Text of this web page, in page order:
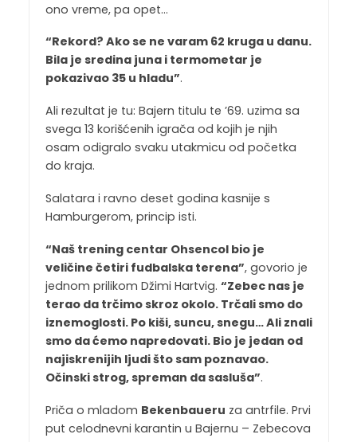
ono vreme, pa opet…
“Rekord? Ako se ne varam 62 kruga u danu.
Bila je sredina juna i termometar je
pokazivao 35 u hladu”.
Ali rezultat je tu: Bajern titulu te ’69. uzima sa
svega 13 korišćenih igrača od kojih je njih
osam odigralo svaku utakmicu od početka
do kraja.
Salatara i ravno deset godina kasnije s
Hamburgerom, princip isti.
“Naš trening centar Ohsencol bio je
veličine četiri fudbalska terena”, govorio je
jednom prilikom Džimi Hartvig. “Zebec nas je
terao da trčimo skroz okolo. Trčali smo do
iznemoglosti. Po kiši, suncu, snegu… Ali znali
smo da ćemo napredovati. Bio je jedan od
najiskrenijih ljudi što sam poznavao.
Očinski strog, spreman da sasluša”.
Priča o mladom Bekenbaueru za antrfile. Prvi
put celodnevni karantin u Bajernu – Zebecova